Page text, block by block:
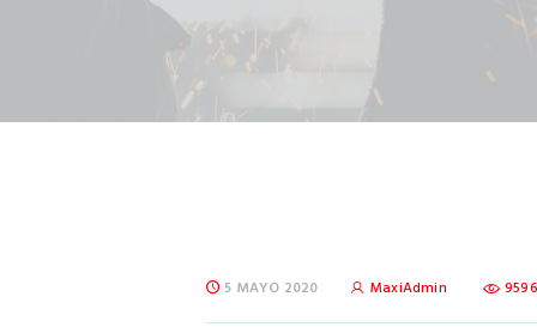
5 MAYO 2020 MaxiAdmin 9596